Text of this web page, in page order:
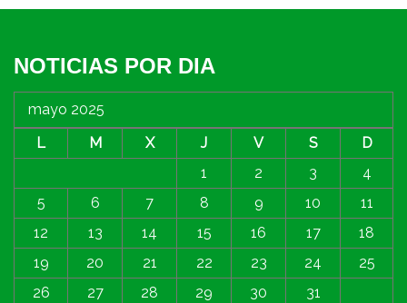
NOTICIAS POR DIA
mayo 2025
L
M X J V S
D
1
2 3
4
5
6 7 8 9 10
11
12
13 14 15 16 17
18
19
20 21 22 23 24
25
26
27 28 29 30 31